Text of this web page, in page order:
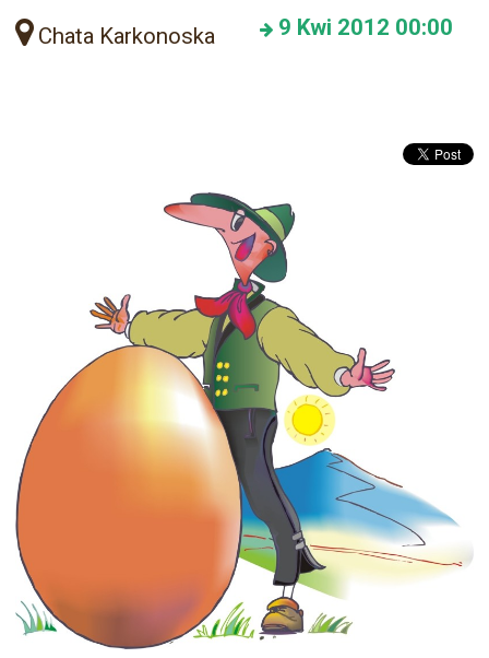
Chata Karkonoska 9 Kwi 2012 00:00